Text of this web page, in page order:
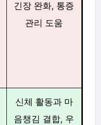
긴장 완화, 통증
관리 도움
신체 활동과 마
음챙김 결합, 우